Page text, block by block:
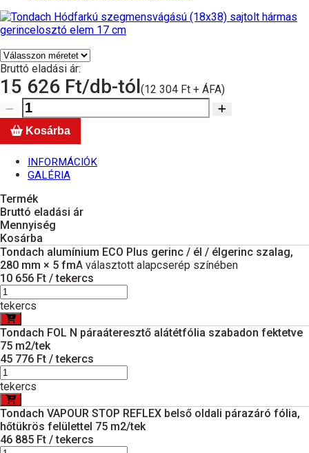
Bruttó eladási ár:
15 626 Ft/db-tól(12 304 Ft + ÁFA)
Kosárba
INFORMÁCIÓK
GALÉRIA
Termék
Bruttó eladási ár
Mennyiség
Kosárba
Tondach alumínium ECO Plus gerinc / él / élgerinc szalag,
280 mm × 5 fmA választott alapcserép színében
10 656 Ft / tekercs
tekercs
Tondach FOL N páraáteresztő alátétfólia szabadon fektetve
75 m2/tek
45 776 Ft / tekercs
tekercs
Tondach VAPOUR STOP REFLEX belső oldali párazáró fólia,
hőtükrös felülettel 75 m2/tek
46 885 Ft / tekercs